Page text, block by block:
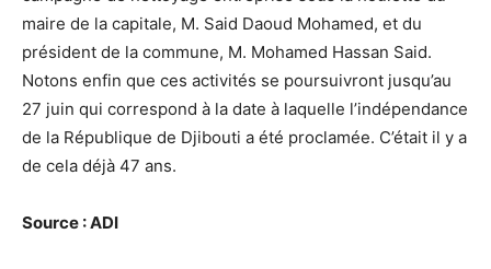
maire de la capitale, M. Said Daoud Mohamed, et du
président de la commune, M. Mohamed Hassan Said.
Notons enfin que ces activités se poursuivront jusqu’au
27 juin qui correspond à la date à laquelle l’indépendance
de la République de Djibouti a été proclamée. C’était il y a
de cela déjà 47 ans.
Source : ADI